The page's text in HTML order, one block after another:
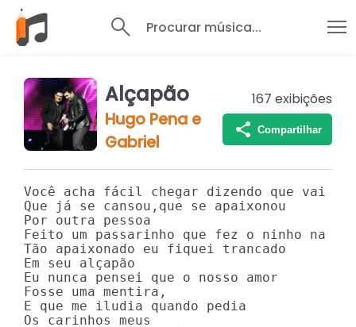
Procurar música...
Alçapão
Hugo Pena e
Gabriel
167 exibições
Compartilhar
Você acha fácil chegar dizendo que vai
Que já se cansou,que se apaixonou
Por outra pessoa
Feito um passarinho que fez o ninho na
Tão apaixonado eu fiquei trancado
Em seu alçapão
Eu nunca pensei que o nosso amor
Fosse uma mentira,
E que me iludia quando pedia
Os carinhos meus